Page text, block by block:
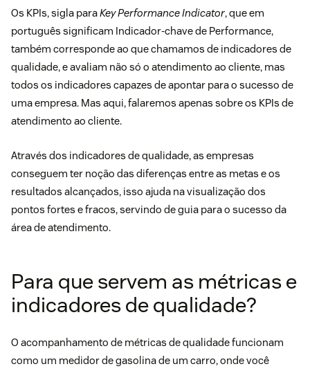
Os KPIs, sigla paraKey Performance Indicator, que em
português significam Indicador-chave de Performance,
também corresponde ao que chamamos de indicadores de
qualidade, e avaliam não só o atendimento ao cliente, mas
todos os indicadores capazes de apontar para o sucesso de
uma empresa. Mas aqui, falaremos apenas sobre os KPIs de
atendimento ao cliente.
Através dos indicadores de qualidade, as empresas
conseguem ter noção das diferenças entre as metas e os
resultados alcançados, isso ajuda na visualização dos
pontos fortes e fracos, servindo de guia para o sucesso da
área de atendimento.
Para que servem as métricas e
indicadores de qualidade?
O acompanhamento de métricas de qualidade funcionam
como um medidor de gasolina de um carro, onde você